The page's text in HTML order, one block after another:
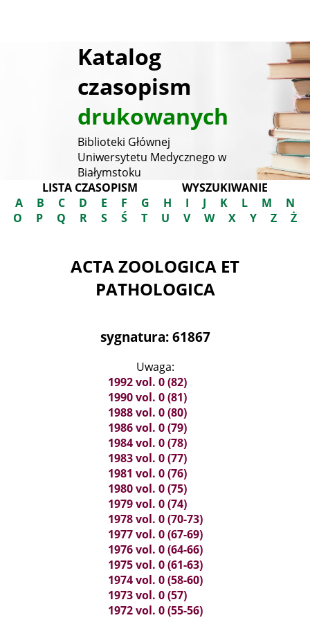
Katalog
czasopism
drukowanych
Biblioteki Głównej
Uniwersytetu Medycznego w
Białymstoku
LISTA CZASOPISM
WYSZUKIWANIE
A
B C D E F G H I J K L M
N
O
P Q R S Ś T U V W X Y Z Ż
ACTA ZOOLOGICA ET
PATHOLOGICA
sygnatura: 61867
Uwaga:
1992 vol. 0 (82)
1990 vol. 0 (81)
1988 vol. 0 (80)
1986 vol. 0 (79)
1984 vol. 0 (78)
1983 vol. 0 (77)
1981 vol. 0 (76)
1980 vol. 0 (75)
1979 vol. 0 (74)
1978 vol. 0 (70-73)
1977 vol. 0 (67-69)
1976 vol. 0 (64-66)
1975 vol. 0 (61-63)
1974 vol. 0 (58-60)
1973 vol. 0 (57)
1972 vol. 0 (55-56)